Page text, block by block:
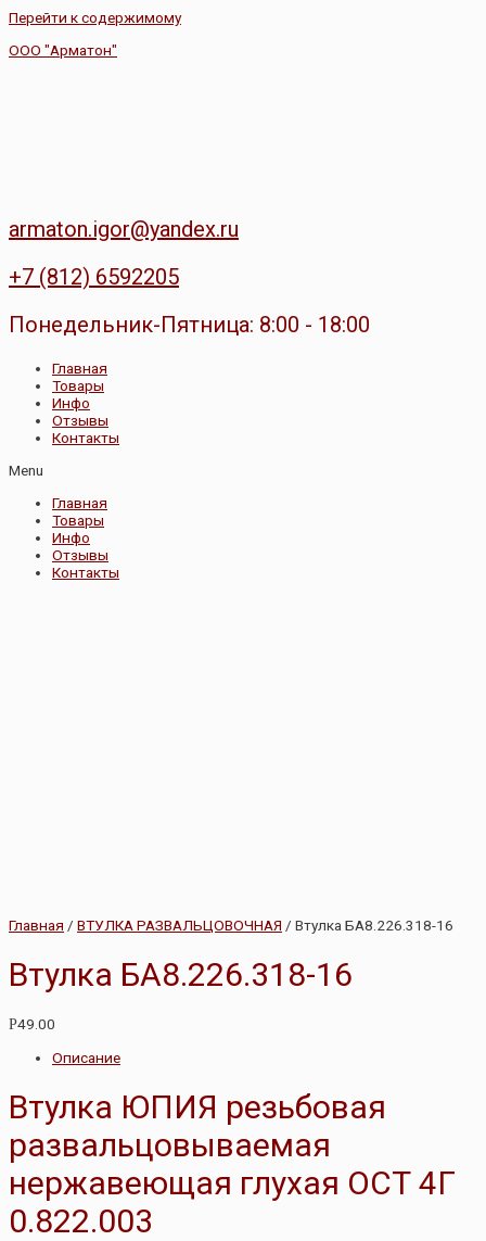
Перейти к содержимому
ООО "Арматон"
armaton.igor@yandex.ru
+7 (812) 6592205
Понедельник-Пятница: 8:00 - 18:00
Главная
Товары
Инфо
Отзывы
Контакты
Menu
Главная
Товары
Инфо
Отзывы
Контакты
Главная / ВТУЛКА РАЗВАЛЬЦОВОЧНАЯ / Втулка БА8.226.318-16
Втулка БА8.226.318-16
Р49.00
Описание
Втулка ЮПИЯ резьбовая
развальцовываемая
нержавеющая глухая ОСТ 4Г
0.822.003